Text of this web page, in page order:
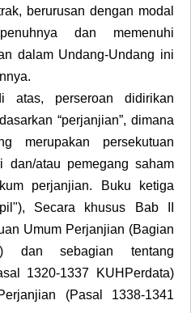
berurusan dengan modal
dan memenuhi
dalam Undang-Undang ini
atas, perseroan didirikan
“perjanjian”, dimana
merupakan persekutuan
dan/atau pemegang saham
perjanjian. Buku ketiga
Secara khusus Bab II
Umum Perjanjian (Bagian
dan sebagian tentang
1320-1337 KUHPerdata)
(Pasal 1338-1341